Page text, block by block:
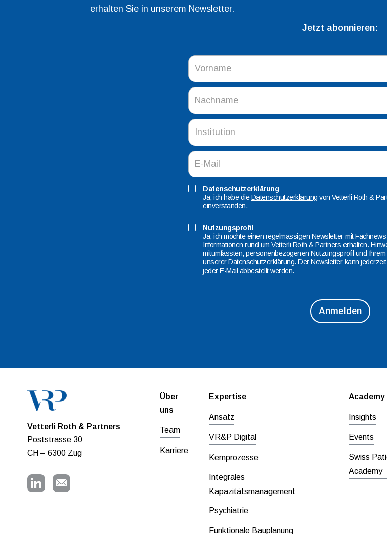
erhalten Sie in unserem Newsletter.
Jetzt abonnieren:
Datenschutzerklärung
Ja, ich habe dieDatenschutzerklärung von Vetterli Roth &
einverstanden.
Nutzungsprofil
Ja, ich möchte einen regelmässigen Newsletter mit
Informationen rund um Vetterli Roth & Partners erhalten.
mitumfassten, personenbezogenen Nutzungsprofil und
unsererDatenschutzerklärung. Der Newsletter kann
jeder E-Mail abbestellt werden.
Vetterli Roth & Partners
Poststrasse 30
CH – 6300 Zug
Über
uns
Team
Karriere
Expertise
Ansatz
VR&P Digital
Kernprozesse
Integrales
Kapazitätsmanagement
Psychiatrie
Funktionale Bauplanung
Academy
Insights
Events
Swiss
Academy